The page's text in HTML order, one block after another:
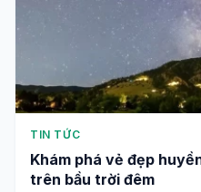
TIN TỨC
Khám phá vẻ đẹp
trên bầu trời đêm